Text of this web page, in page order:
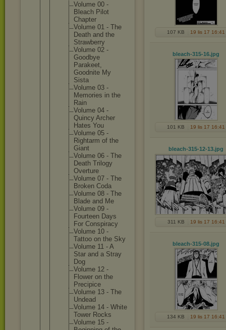
Volume 00 -
Bleach Pilot
Chapter
Volume 01 - The
Death and the
Strawberry
Volume 02 -
Goodbye
Parakeet,
Goodnite My
Sista
Volume 03 -
Memories in the
Rain
Volume 04 -
Quincy Archer
Hates You
Volume 05 -
Rightarm of the
Giant
Volume 06 - The
Death Trilogy
Overture
Volume 07 - The
Broken Coda
Volume 08 - The
Blade and Me
Volume 09 -
Fourteen Days
For Conspiracy
Volume 10 -
Tattoo on the Sky
Volume 11 - A
Star and a Stray
Dog
Volume 12 -
Flower on the
Precipice
Volume 13 - The
Undead
Volume 14 - White
Tower Rocks
Volume 15 -
107 KB 19 lis 17 16:41
bleach-315-16.jpg
101 KB 19 lis 17 16:41
bleach-315-12-13.jpg
311 KB 19 lis 17 16:41
bleach-315-08.jpg
134 KB 19 lis 17 16:41